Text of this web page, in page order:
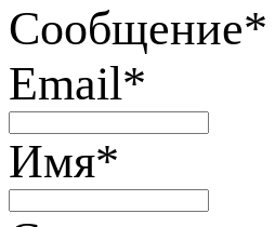
Сообщение*
Email*
Имя*